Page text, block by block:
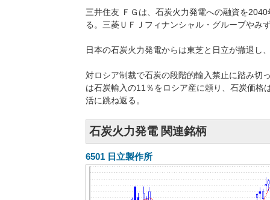
三井住友 ＦＧは、石炭火力発電への融資を
る。三菱ＵＦＪフィナンシャル・グループやみ
日本の石炭火力発電からは東芝と日立が撤退し
対ロシア制裁で石炭の段階的輸入禁止に踏み切
は石炭輸入の11％をロシア産に頼り、石炭価格
活に跳ね返る。
石炭火力発電 関連銘柄
6501 日立製作所